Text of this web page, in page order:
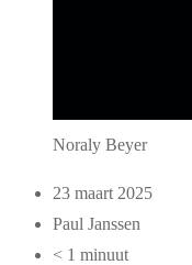
Noraly Beyer
23 maart 2025
Paul Janssen
< 1 minuut